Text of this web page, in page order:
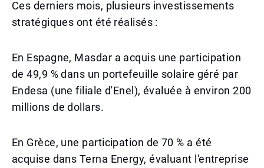
Ces derniers mois, plusieurs investissements
stratégiques ont été réalisés :
En Espagne, Masdar a acquis une participation
de 49,9 % dans un portefeuille solaire géré par
Endesa (une filiale d'Enel), évaluée à environ 200
millions de dollars.
En Grèce, une participation de 70 % a été
acquise dans Terna Energy, évaluant l'entreprise